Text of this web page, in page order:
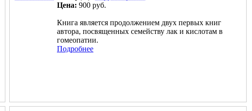
Цена: 900 руб.
Книга является продолжением двух первых книг
автора, посвященных семейству лак и кислотам в
гомеопатии.
Подробнее